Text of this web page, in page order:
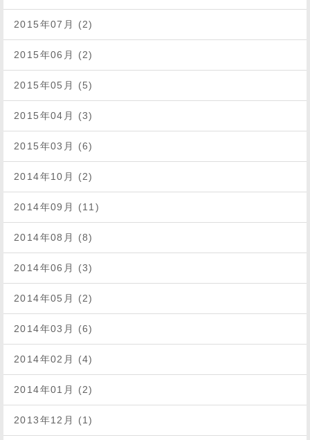
2015年07月 (2)
2015年06月 (2)
2015年05月 (5)
2015年04月 (3)
2015年03月 (6)
2014年10月 (2)
2014年09月 (11)
2014年08月 (8)
2014年06月 (3)
2014年05月 (2)
2014年03月 (6)
2014年02月 (4)
2014年01月 (2)
2013年12月 (1)